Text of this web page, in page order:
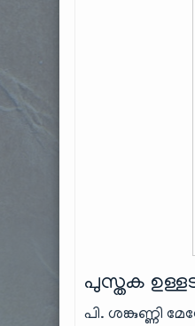
പുസ്തക
പി. ശങ്കുണ്ണി